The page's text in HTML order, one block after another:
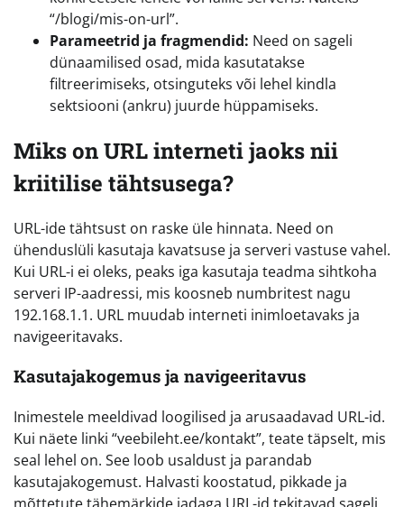
“/blogi/mis-on-url”.
Parameetrid ja fragmendid: Need on sageli
dünaamilised osad, mida kasutatakse
filtreerimiseks, otsinguteks või lehel kindla
sektsiooni (ankru) juurde hüppamiseks.
Miks on URL interneti jaoks nii
kriitilise tähtsusega?
URL-ide tähtsust on raske üle hinnata. Need on
ühenduslüli kasutaja kavatsuse ja serveri vastuse vahel.
Kui URL-i ei oleks, peaks iga kasutaja teadma sihtkoha
serveri IP-aadressi, mis koosneb numbritest nagu
192.168.1.1. URL muudab interneti inimloetavaks ja
navigeeritavaks.
Kasutajakogemus ja navigeeritavus
Inimestele meeldivad loogilised ja arusaadavad URL-id.
Kui näete linki “veebileht.ee/kontakt”, teate täpselt, mis
seal lehel on. See loob usaldust ja parandab
kasutajakogemust. Halvasti koostatud, pikkade ja